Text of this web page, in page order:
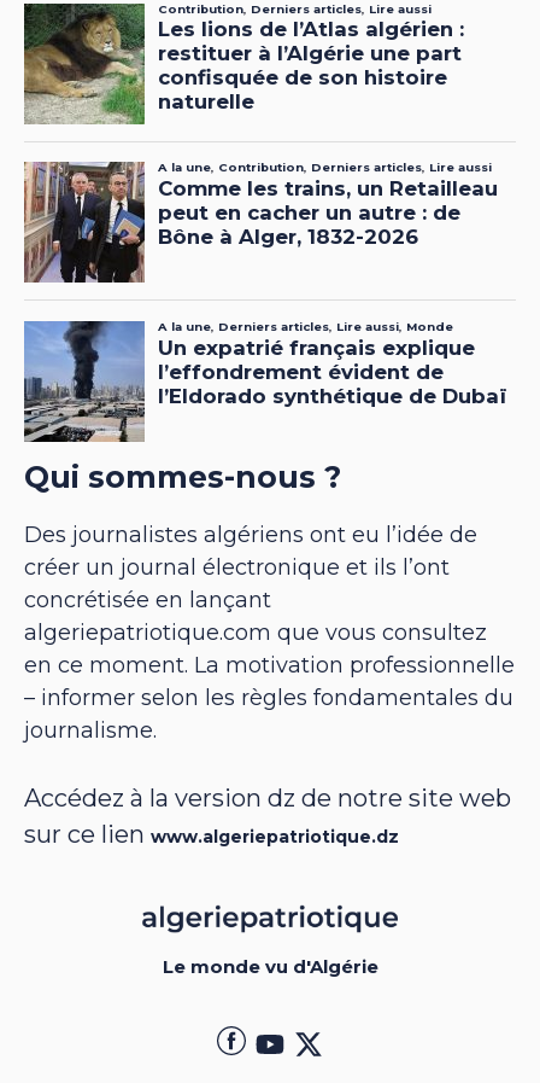
Qui sommes-nous ?
Des journalistes algériens ont eu l’idée de
créer un journal électronique et ils l’ont
concrétisée en lançant
algeriepatriotique.com que vous consultez
en ce moment. La motivation professionnelle
– informer selon les règles fondamentales du
journalisme.
Accédez à la version dz de notre site web
sur ce lien www.algeriepatriotique.dz
Le monde vu d'Algérie